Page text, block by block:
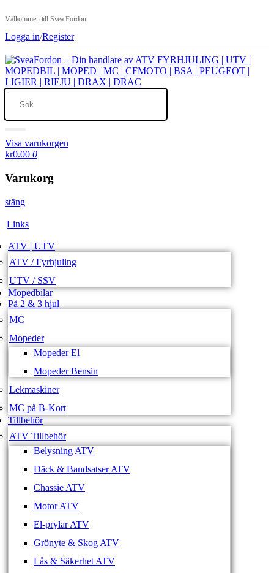
Välkommen till Svea Fordon
Logga in/Register
Visa varukorgen
kr0.00 0
Varukorg
stäng
Links
ATV | UTV
ATV / Fyrhjuling
UTV / SSV
Mopedbilar
På 2 & 3 hjul
MC
Mopeder
Mopeder El
Mopeder Bensin
Lekmaskiner
MC på B-Kort
Tillbehör
ATV Tillbehör
Belysning ATV
Däck & Bandsatser ATV
Chassie ATV
Motor ATV
El-prylar ATV
Grönyte & Skog ATV
Lås & Säkerhet ATV